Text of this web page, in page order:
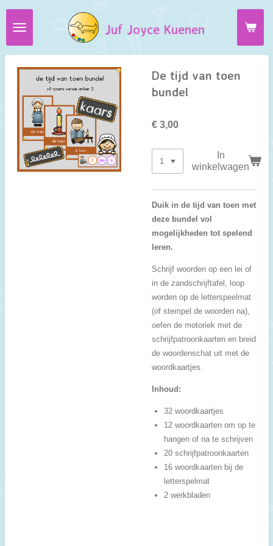
Ga
direct
de
hoofdinhoud
Juf Joyce Kuenen
De tijd van toen
bundel
€ 3,00
In
winkelwagen
Duik in de tijd van toen met
deze bundel vol
mogelijkheden tot spelend
leren.
Schrijf woorden op een lei of
in de zandschrijftafel, loop
worden op de letterspeelmat
(of stempel de woorden na),
oefen de motoriek met de
schrijfpatroonkaarten en breid
de woordenschat uit met de
woordkaartjes.
Inhoud:
32 woordkaartjes
12 woordkaarten om op te
hangen of na te schrijven
20 schrijfpatroonkaarten
16 woordkaarten bij de
letterspelmat
2 werkbladen